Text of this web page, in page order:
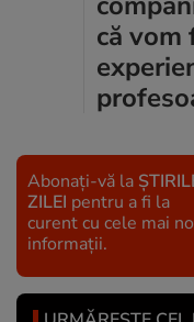
că vom
Abonați-vă la
ZILEI pentru a fi la
curent cu cele mai
informații.